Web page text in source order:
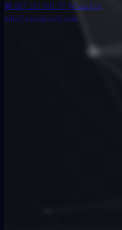
🛠️ 687 161 691 💬 WhatsApp
info@zonadeweb.com